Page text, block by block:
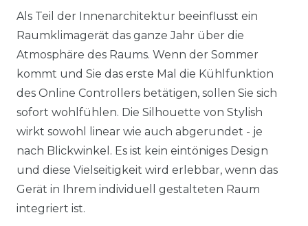
Als Teil der Innenarchitektur beeinflusst ein
Raumklimagerät das ganze Jahr über die
Atmosphäre des Raums. Wenn der Sommer
kommt und Sie das erste Mal die Kühlfunktion
des Online Controllers betätigen, sollen Sie sich
sofort wohlfühlen. Die Silhouette von Stylish
wirkt sowohl linear wie auch abgerundet - je
nach Blickwinkel. Es ist kein eintöniges Design
und diese Vielseitigkeit wird erlebbar, wenn das
Gerät in Ihrem individuell gestalteten Raum
integriert ist.